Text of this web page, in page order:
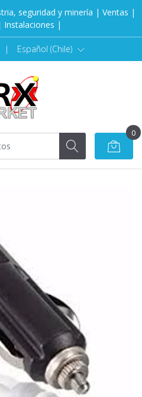
seguridad y minería | Ventas |
Instalaciones |
| Español (Chile)
0